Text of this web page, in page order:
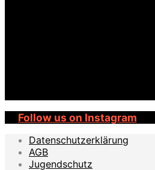
Follow us on Instagram
Datenschutzerklärung
AGB
Jugendschutz